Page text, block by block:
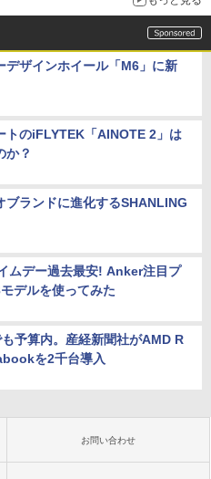
デザインホイール「M6」に新
トのiFLYTEK「AINOTE 2」は
か？
ブランドに進化するSHANLING
ムデー過去最安! Anker注目プ
デルを使ってみた
予算内。産経新聞社がAMD R
を2千台導入
お問い合わせ